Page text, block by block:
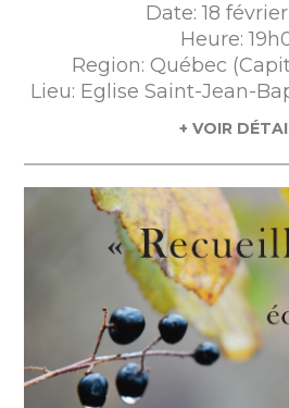
Date: 18
Heure:
Region: Québec
Lieu: Eglise Saint-Jean-
+ VOIR